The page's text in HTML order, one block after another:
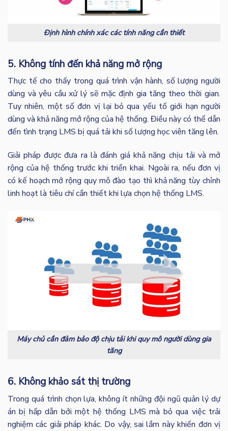
Định hình chính xác các tính năng cần thiết
5. Không tính đến khả năng mở rộng
Thực tế cho thấy trong quá trình vận hành, số lượng người
dùng và yêu cầu xử lý sẽ mặc định gia tăng theo thời gian.
Tuy nhiên, một số đơn vị lại bỏ qua yếu tố giới hạn người
dùng và khả năng mở rộng của hệ thống. Điều này có thể dẫn
đến tình trạng LMS bị quá tải khi số lượng học viên tăng lên.
Giải pháp được đưa ra là đánh giá khả năng chịu tải và mở
rộng của hệ thống trước khi triển khai. Ngoài ra, nếu đơn vị
có kế hoạch mở rộng quy mô đào tạo thì khả năng tùy chỉnh
linh hoạt là tiêu chí cần thiết khi lựa chọn hệ thống LMS.
Máy chủ cần đảm bảo độ chịu tải khi quy mô người dùng gia
tăng
6. Không khảo sát thị trường
Trong quá trình chọn lựa, không ít những đội ngũ quản lý dự
án bị hấp dẫn bởi một hệ thống LMS mà bỏ qua việc trải
nghiệm các giải pháp khác. Do vậy, sai lầm này khiến đơn vị